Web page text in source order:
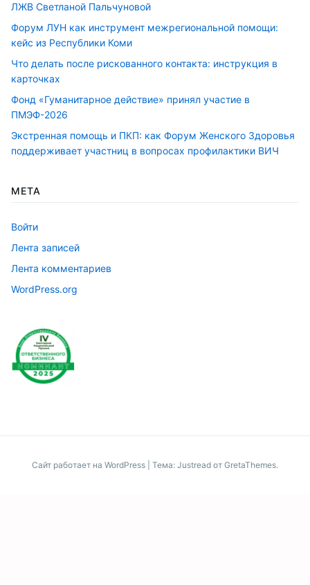
ЛЖВ Светланой Пальчуновой
Форум ЛУН как инструмент межрегиональной помощи:
кейс из Республики Коми
Что делать после рискованного контакта: инструкция в
карточках
Фонд «Гуманитарное действие» принял участие в
ПМЭФ-2026
Экстренная помощь и ПКП: как Форум Женского Здоровья
поддерживает участниц в вопросах профилактики ВИЧ
МЕТА
Войти
Лента записей
Лента комментариев
WordPress.org
Сайт работает на WordPress Тема: Justread от GretaThemes.